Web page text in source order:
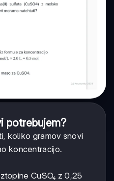
potrebujem?
koliko gramov snovi
koncentracijo.
CuSO₄ z 0,25